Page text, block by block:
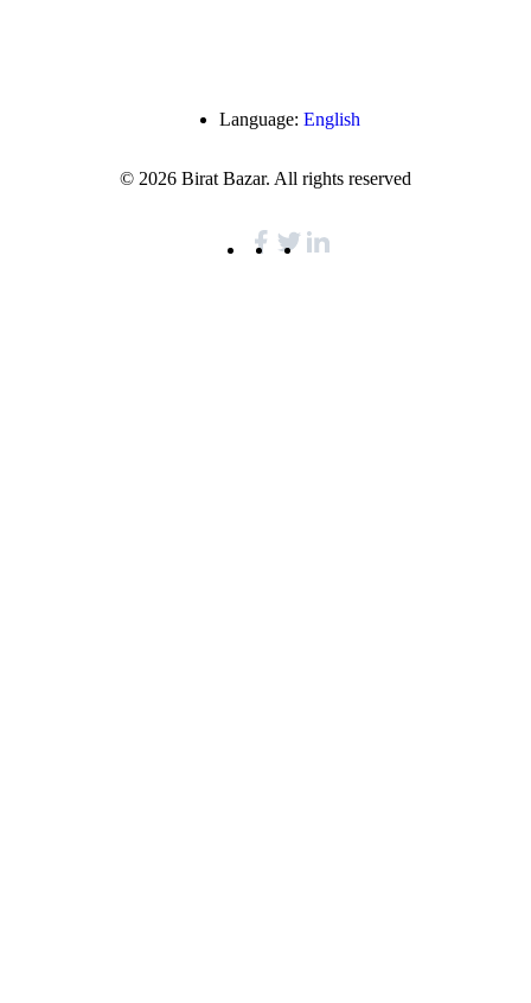
Language: English
© 2026 Birat Bazar. All rights reserved